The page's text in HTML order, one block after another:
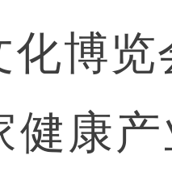
化博
健康